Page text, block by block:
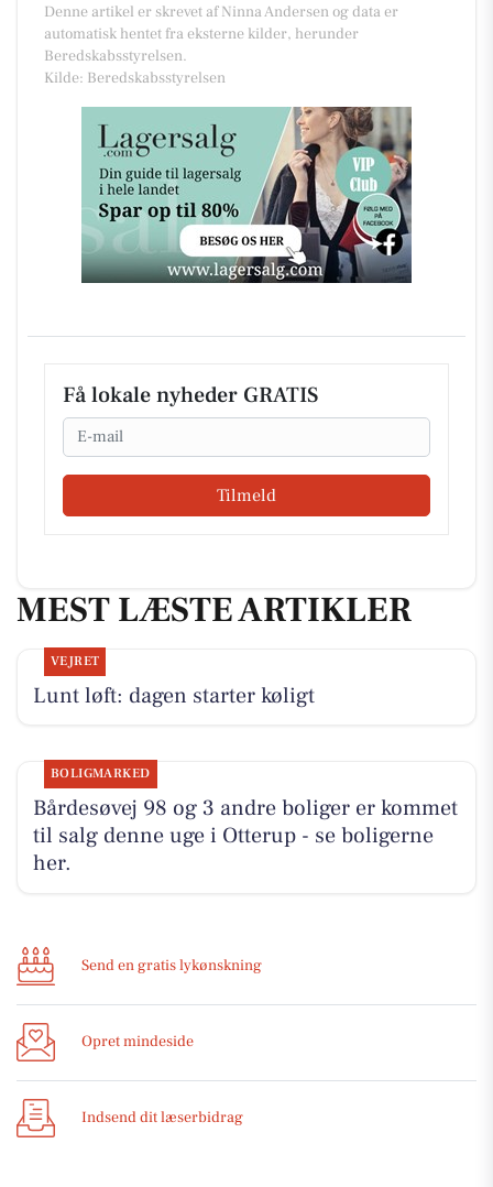
Denne artikel er skrevet af Ninna Andersen og data er
automatisk hentet fra eksterne kilder, herunder
Beredskabsstyrelsen.
Kilde: Beredskabsstyrelsen
Få lokale nyheder GRATIS
Email
Tilmeld
MEST LÆSTE ARTIKLER
VEJRET
Lunt løft: dagen starter køligt
BOLIGMARKED
Bårdesøvej 98 og 3 andre boliger er kommet
til salg denne uge i Otterup - se boligerne
her.
Send en gratis lykønskning
Opret mindeside
Indsend dit læserbidrag